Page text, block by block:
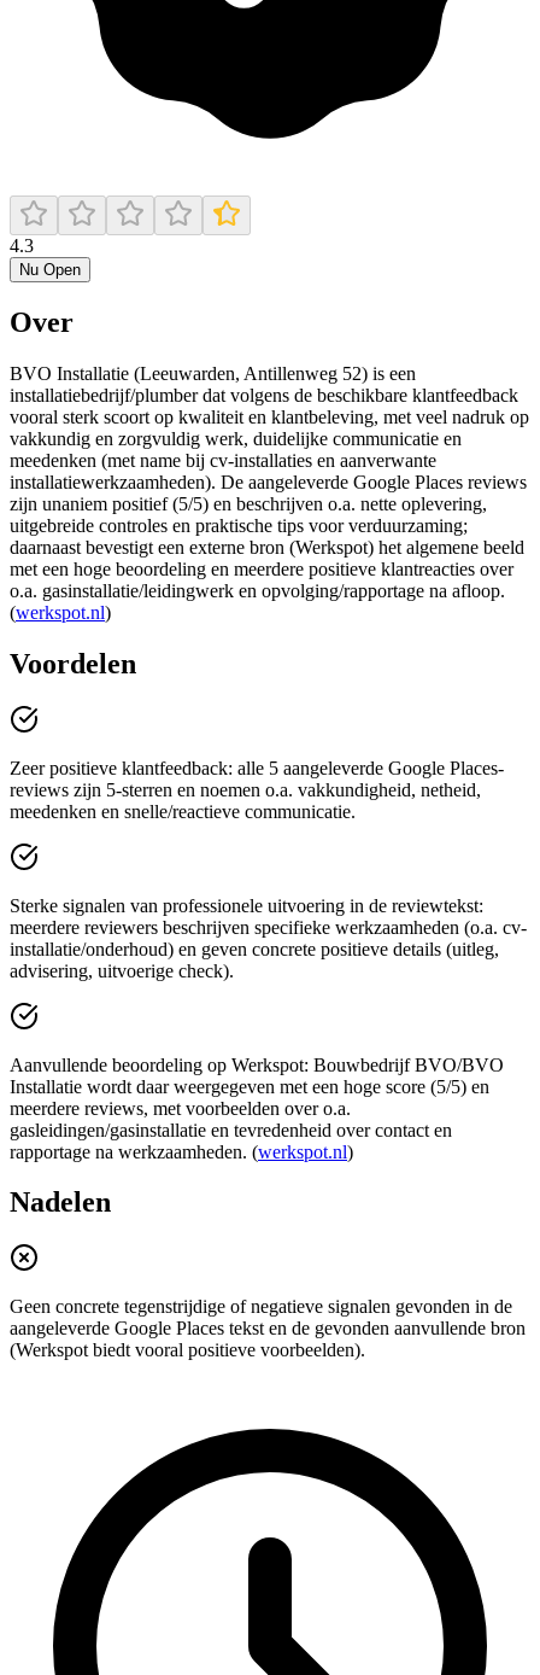
4.3
Nu Open
Over
BVO Installatie (Leeuwarden, Antillenweg 52) is een
installatiebedrijf/plumber dat volgens de beschikbare klantfeedback
vooral sterk scoort op kwaliteit en klantbeleving, met veel nadruk op
vakkundig en zorgvuldig werk, duidelijke communicatie en
meedenken (met name bij cv-installaties en aanverwante
installatiewerkzaamheden). De aangeleverde Google Places reviews
zijn unaniem positief (5/5) en beschrijven o.a. nette oplevering,
uitgebreide controles en praktische tips voor verduurzaming;
daarnaast bevestigt een externe bron (Werkspot) het algemene beeld
met een hoge beoordeling en meerdere positieve klantreacties over
o.a. gasinstallatie/leidingwerk en opvolging/rapportage na afloop.
(werkspot.nl)
Voordelen
Zeer positieve klantfeedback: alle 5 aangeleverde Google Places-
reviews zijn 5-sterren en noemen o.a. vakkundigheid, netheid,
meedenken en snelle/reactieve communicatie.
Sterke signalen van professionele uitvoering in de reviewtekst:
meerdere reviewers beschrijven specifieke werkzaamheden (o.a. cv-
installatie/onderhoud) en geven concrete positieve details (uitleg,
advisering, uitvoerige check).
Aanvullende beoordeling op Werkspot: Bouwbedrijf BVO/BVO
Installatie wordt daar weergegeven met een hoge score (5/5) en
meerdere reviews, met voorbeelden over o.a.
gasleidingen/gasinstallatie en tevredenheid over contact en
rapportage na werkzaamheden. (werkspot.nl)
Nadelen
Geen concrete tegenstrijdige of negatieve signalen gevonden in de
aangeleverde Google Places tekst en de gevonden aanvullende bron
(Werkspot biedt vooral positieve voorbeelden).